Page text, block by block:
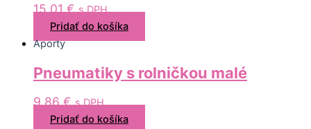
15,01€ s DPH
Pridať do košíka
Aporty
Pneumatiky s rolničkou malé
9,86€ s DPH
Pridať do košíka